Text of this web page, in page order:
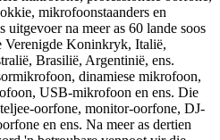
mikrofoonstaanders en
na meer as 60 lande soos
Verenigde Koninkryk, Italië,
Brasilië, Argentinië, ens.
dinamiese mikrofoon,
USB-mikrofoon en ens. Die
oorfone, monitor-oorfone, DJ-
en ens. Na meer as dertien